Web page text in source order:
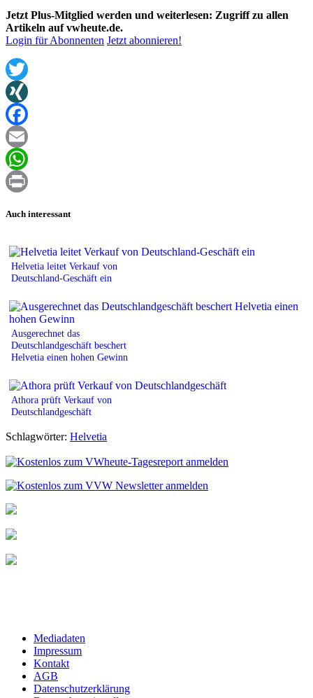
Jetzt Plus-Mitglied werden und weiterlesen: Zugriff zu allen
Artikeln auf vwheute.de.
Login für Abonnenten Jetzt abonnieren!
Twitter
XING
Facebook
Email
WhatsApp
Auch interessant
Helvetia leitet Verkauf von
Deutschland-Geschäft ein
Ausgerechnet das
Deutschlandgeschäft beschert
Helvetia einen hohen Gewinn
Athora prüft Verkauf von
Deutschlandgeschäft
Schlagwörter: Helvetia
Mediadaten
Impressum
Kontakt
AGB
Datenschutzerklärung